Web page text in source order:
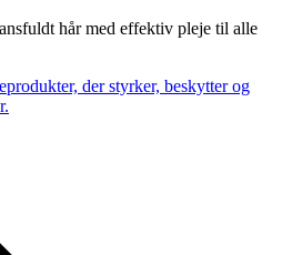
hår med effektiv pleje til alle
der styrker, beskytter og